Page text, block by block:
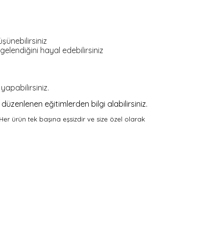
hayal edebilirsiniz
eğitimlerden bilgi alabilirsiniz.
ürün tek başına eşsizdir ve size özel olarak